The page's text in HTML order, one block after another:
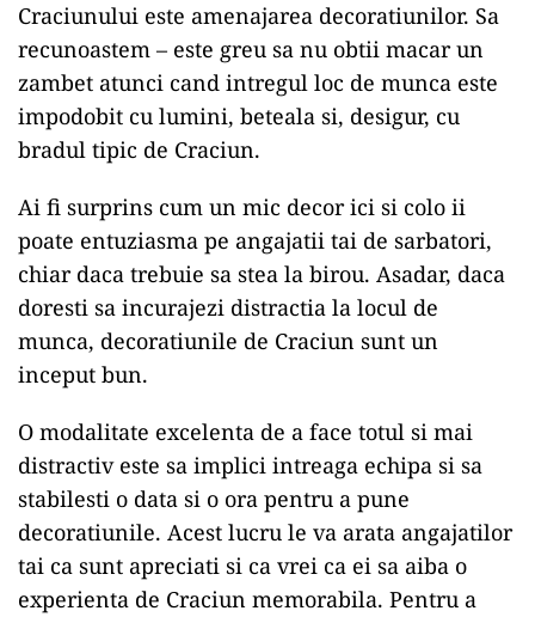
Craciunului este amenajarea decoratiunilor. Sa
recunoastem – este greu sa nu obtii macar un
zambet atunci cand intregul loc de munca este
impodobit cu lumini, beteala si, desigur, cu
bradul tipic de Craciun.
Ai fi surprins cum un mic decor ici si colo ii
poate entuziasma pe angajatii tai de sarbatori,
chiar daca trebuie sa stea la birou. Asadar, daca
doresti sa incurajezi distractia la locul de
munca, decoratiunile de Craciun sunt un
inceput bun.
O modalitate excelenta de a face totul si mai
distractiv este sa implici intreaga echipa si sa
stabilesti o data si o ora pentru a pune
decoratiunile. Acest lucru le va arata angajatilor
tai ca sunt apreciati si ca vrei ca ei sa aiba o
experienta de Craciun memorabila. Pentru a